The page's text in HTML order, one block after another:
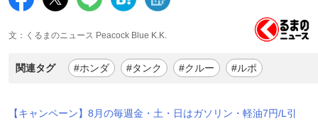
文：くるまのニュース Peacock Blue K.K.
関連タグ #ホンダ #タンク #クルー #ルポ
【キャンペーン】8月の毎週金・土・日はガソリン・軽油7円/L引